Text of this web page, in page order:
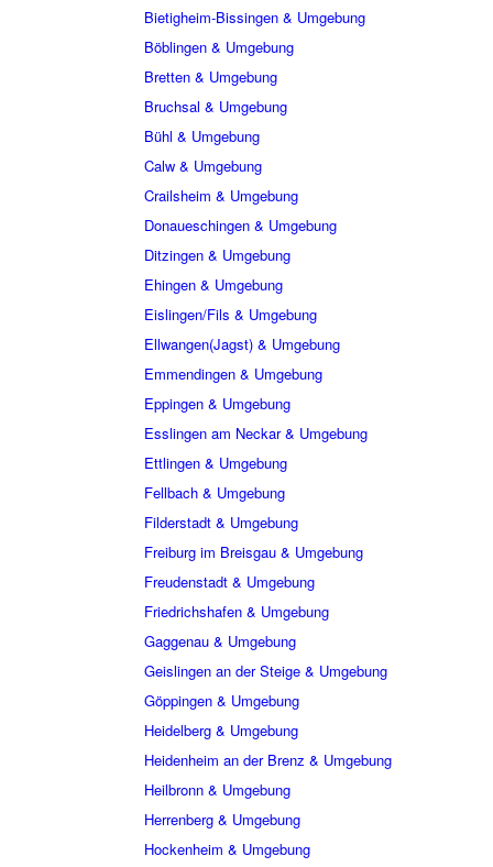
Bietigheim-Bissingen & Umgebung
Böblingen & Umgebung
Bretten & Umgebung
Bruchsal & Umgebung
Bühl & Umgebung
Calw & Umgebung
Crailsheim & Umgebung
Donaueschingen & Umgebung
Ditzingen & Umgebung
Ehingen & Umgebung
Eislingen/Fils & Umgebung
Ellwangen(Jagst) & Umgebung
Emmendingen & Umgebung
Eppingen & Umgebung
Esslingen am Neckar & Umgebung
Ettlingen & Umgebung
Fellbach & Umgebung
Filderstadt & Umgebung
Freiburg im Breisgau & Umgebung
Freudenstadt & Umgebung
Friedrichshafen & Umgebung
Gaggenau & Umgebung
Geislingen an der Steige & Umgebung
Göppingen & Umgebung
Heidelberg & Umgebung
Heidenheim an der Brenz & Umgebung
Heilbronn & Umgebung
Herrenberg & Umgebung
Hockenheim & Umgebung